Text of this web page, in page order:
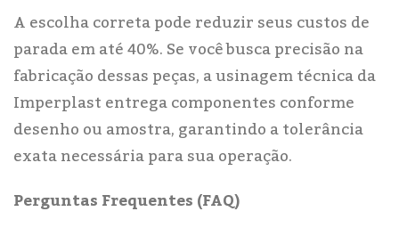
A escolha correta pode reduzir seus custos de
parada em até 40%. Se você busca precisão na
fabricação dessas peças, a usinagem técnica da
Imperplast entrega componentes conforme
desenho ou amostra, garantindo a tolerância
exata necessária para sua operação.
Perguntas Frequentes (FAQ)